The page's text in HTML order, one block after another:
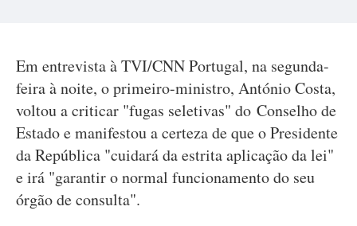
Em entrevista à TVI/CNN Portugal, na segunda-
feira à noite, o primeiro-ministro, António Costa,
voltou a criticar "fugas seletivas" do Conselho de
Estado e manifestou a certeza de que o Presidente
da República "cuidará da estrita aplicação da lei"
e irá "garantir o normal funcionamento do seu
órgão de consulta".